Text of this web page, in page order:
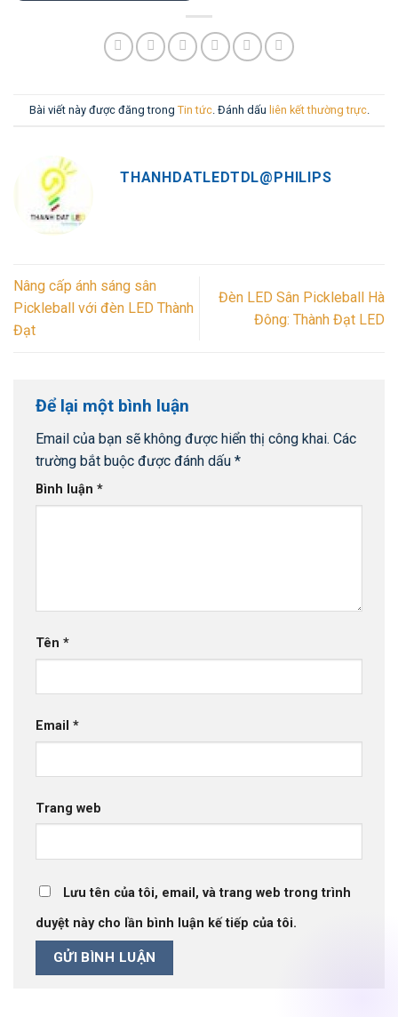
Bài viết này được đăng trong Tin tức. Đánh dấu liên kết thường trực.
THANHDATLEDTDL@PHILIPS
Nâng cấp ánh sáng sân
Pickleball với đèn LED Thành
Đạt
Đèn LED Sân Pickleball Hà
Đông: Thành Đạt LED
Để lại một bình luận
Email của bạn sẽ không được hiển thị công khai. Các
trường bắt buộc được đánh dấu *
Bình luận *
Tên *
Email *
Trang web
Lưu tên của tôi, email, và trang web trong trình
duyệt này cho lần bình luận kế tiếp của tôi.